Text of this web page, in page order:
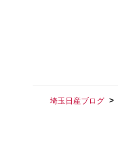
埼玉日産ブログ >